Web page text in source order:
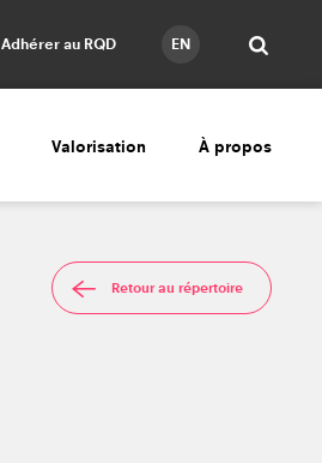
EN
Adhérer au RQD
Valorisation À propos
Retour au répertoire